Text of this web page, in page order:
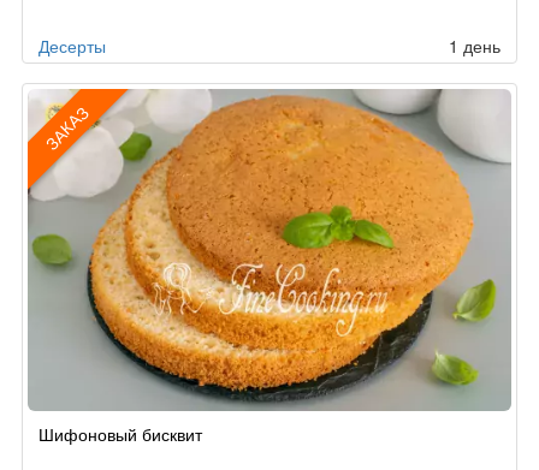
Десерты 1 день
ЗАКАЗ
поШифоновый бисквит